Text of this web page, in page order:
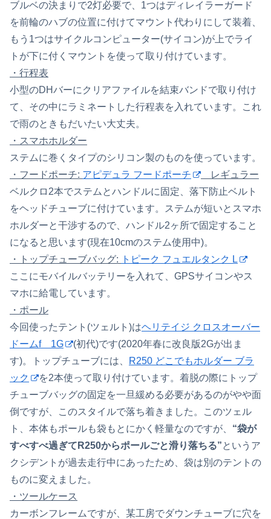
ブルベの決まりで2灯必要で、1つはディレイラーガード
を前輪のハブの位置に付けてマウント代わりにして装着、
もう1つはサイクルコンピューター(サイコン)が上でライ
トが下に付くマウントを使って取り付けています。
・行程表
小型のDHバーにクリアファイルを結束バンドで取り付け
て、その中にラミネートした行程表を入れています。これ
で雨のときもだいたい大丈夫。
・スマホホルダー
ステムに巻くタイプのシリコン製のものを使っています。
・フードポーチ: アピデュラ フードポーチ
レギュラー
ベルクロ2本でステムとハンドルに固定、落下防止ベルト
をヘッドチューブに付けています。ステムが短いとスマホ
ホルダーと干渉するので、ハンドル2ヶ所で固定すること
になると思います(現在10cmのステム使用中)。
・トップチューブバッグ:
トピーク フュエルタンク L
ここにモバイルバッテリーを入れて、GPSサイコンやス
マホに給電しています。
・ポール
今回使ったテント(ツェルト)はヘリテイジ クロスオーバー
ドームf 1G
(初代)です(2020年春に改良版2Gが出ま
す)。トップチューブには、
R250 どこでもホルダー ブラ
ック
を2本使って取り付けています。着脱の際にトップ
チューブバッグの固定を一旦緩める必要があるのがやや面
倒ですが、このスタイルで落ち着きました。このツェル
ト、本体もポールも袋もとにかく軽量なのですが、 “袋が
すべすべ過ぎてR250からポールごと滑り落ちる”というア
クシデントが過去走行中にあったため、袋は別のテントの
ものに変えました。
・ツールケース
カーボンフレームですが、某工房でダウンチューブに穴を